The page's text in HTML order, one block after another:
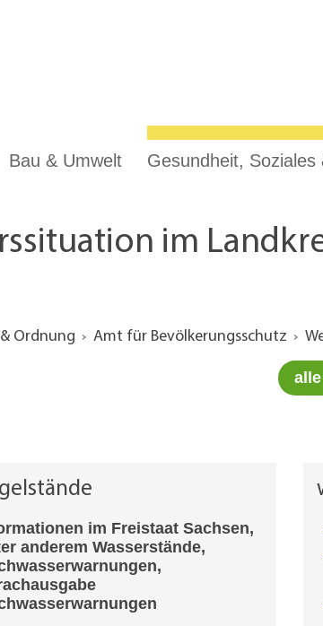
Bau & Umwelt Gesundheit, Soziales
im
Ordnung Amt für Bevölkerungsschutz
im Freistaat Sachsen,
anderem Wasserstände,